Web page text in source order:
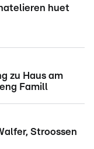
huet
zu Haus am
Famill
Stroossen